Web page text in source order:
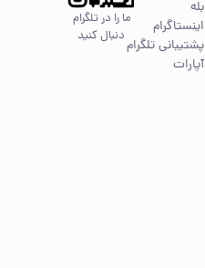
بله
اینستاگرام
پشتیبانی تلگرام
آپارات
ما را در تلگرام
دنبال کنید